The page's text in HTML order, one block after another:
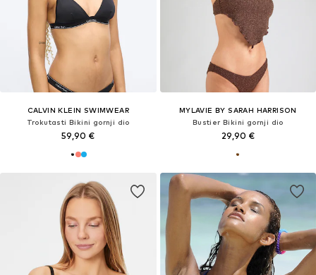
CALVIN KLEIN SWIMWEAR
Trokutasti Bikini gornji dio
59,90 €
MYLAVIE BY SARAH HARRISON
Bustier Bikini gornji dio
29,90 €